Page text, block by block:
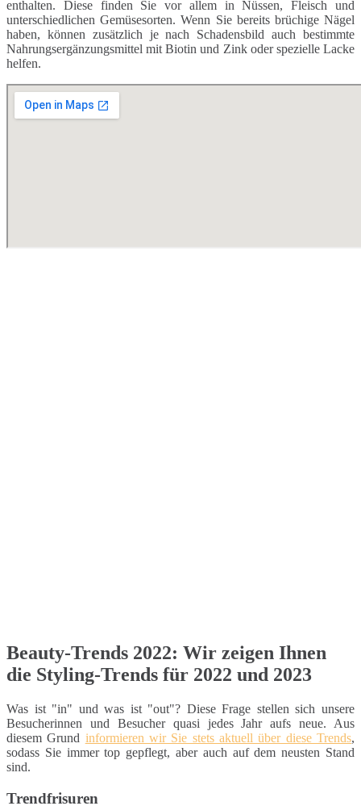
enthalten. Diese finden Sie vor allem in Nüssen, Fleisch und
unterschiedlichen Gemüsesorten. Wenn Sie bereits brüchige Nägel
haben, können zusätzlich je nach Schadensbild auch bestimmte
Nahrungsergänzungsmittel mit Biotin und Zink oder spezielle Lacke
helfen.
Beauty-Trends 2022: Wir zeigen Ihnen
die Styling-Trends für 2022 und 2023
Was ist "in" und was ist "out"? Diese Frage stellen sich unsere
Besucherinnen und Besucher quasi jedes Jahr aufs neue. Aus
diesem Grund informieren wir Sie stets aktuell über diese Trends,
sodass Sie immer top gepflegt, aber auch auf dem neusten Stand
sind.
Trendfrisuren